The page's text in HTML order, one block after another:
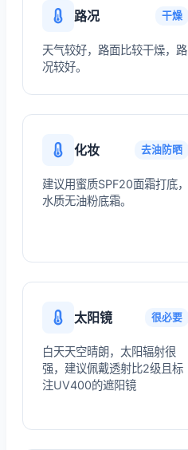
路况 干燥
天气较好，路面比较干燥，路
况较好。
化妆 去油防晒
建议用蜜质SPF20面霜打底，
水质无油粉底霜。
太阳镜 很必要
白天天空晴朗，太阳辐射很
强，建议佩戴透射比2级且标
注UV400的遮阳镜